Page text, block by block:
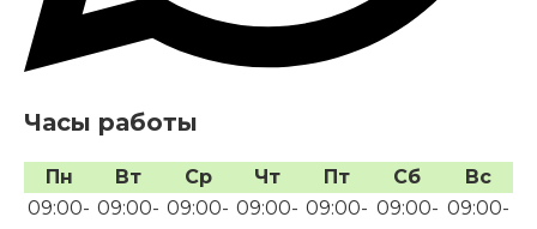
Часы работы
Пн Вт Ср Чт Пт Сб
Вс
09:00- 09:00- 09:00- 09:00- 09:00- 09:00- 09:00-